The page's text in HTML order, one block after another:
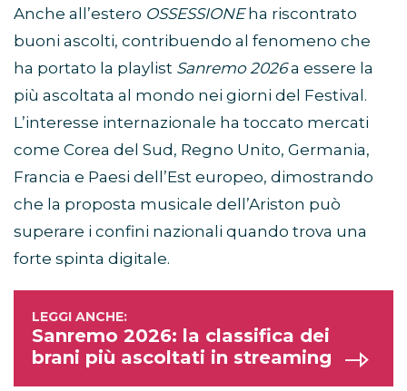
Anche all’estero OSSESSIONEha riscontrato
buoni ascolti, contribuendo al fenomeno che
ha portato la playlist Sanremo 2026a essere la
più ascoltata al mondo nei giorni del Festival.
L’interesse internazionale ha toccato mercati
come Corea del Sud, Regno Unito, Germania,
Francia e Paesi dell’Est europeo, dimostrando
che la proposta musicale dell’Ariston può
superare i confini nazionali quando trova una
forte spinta digitale.
Sanremo 2026: la classifica dei
brani più ascoltati in streaming